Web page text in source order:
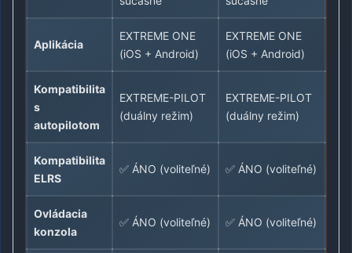
Aplikácia
EXTREME ONE
(iOS + Android)
EXTREME ONE
(iOS + Android)
Kompatibilita
s
autopilotom
EXTREME-PILOT
(duálny režim)
EXTREME-PILOT
(duálny režim)
Kompatibilita
ELRS
✅ ÁNO (voliteľné) ✅ ÁNO (voliteľné)
Ovládacia
konzola
✅ ÁNO (voliteľné) ✅ ÁNO (voliteľné)